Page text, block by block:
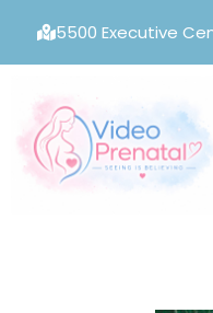
5500 Executive